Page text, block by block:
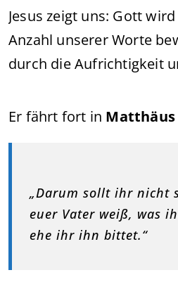
Jesus zeigt uns: Gott
Anzahl unserer Worte
durch die Aufrichtigkeit
Er fährt fort in Matthäus
„Darum sollt ihr nicht
euer Vater weiß, was
ehe ihr ihn bittet.“